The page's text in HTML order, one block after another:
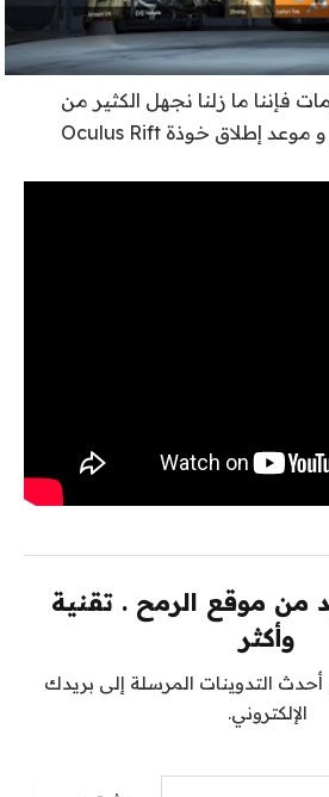
فإننا ما زلنا نجهل الكثير من
المعلومات مثل الثمن و موعد إطلاق خوذة Oculus Rift
من موقع الرمح . تقنية
وأكثر
التدوينات المرسلة إلى بريدك
الإلكتروني.